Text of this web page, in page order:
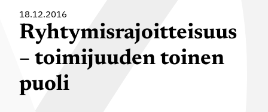
18.12.2016
Ryhtymisrajoitteisuus
– toimijuuden toinen
puoli